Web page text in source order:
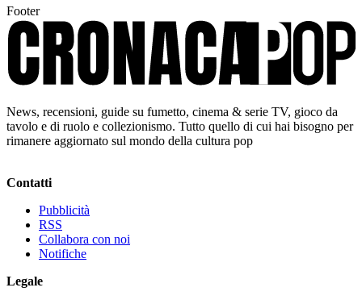
Footer
News, recensioni, guide su fumetto, cinema & serie TV, gioco da
tavolo e di ruolo e collezionismo. Tutto quello di cui hai bisogno per
rimanere aggiornato sul mondo della cultura pop
Contatti
Pubblicità
RSS
Collabora con noi
Notifiche
Legale